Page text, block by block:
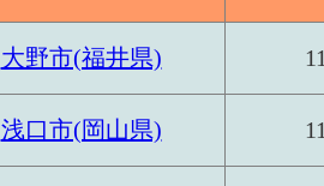
大野市(福井県)
浅口市(岡山県)